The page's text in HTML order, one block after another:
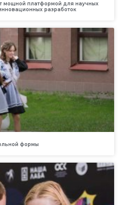
мощной платформой для научных
разработок
формы